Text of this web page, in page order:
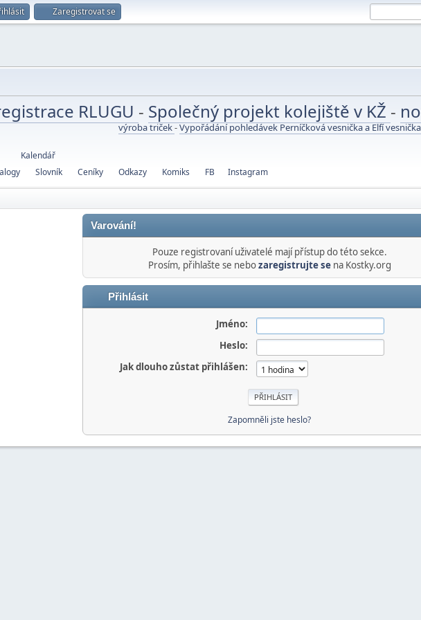
Zaregistrovat se
RLUGU - Společný projekt kolejiště v KŽ -
výroba triček-Vypořádání pohledávek Perníčková vesnička a Elfí vesnička
Kalendář
Slovník Ceníky Odkazy Komiks FB Instagram
Varování!
Pouze registrovaní uživatelé mají přístup do této sekce.
Prosím, přihlašte se nebozaregistrujte sena Kostky.org
Přihlásit
Jméno:
Heslo:
Jak dlouho zůstat přihlášen:
Zapomněli jste heslo?